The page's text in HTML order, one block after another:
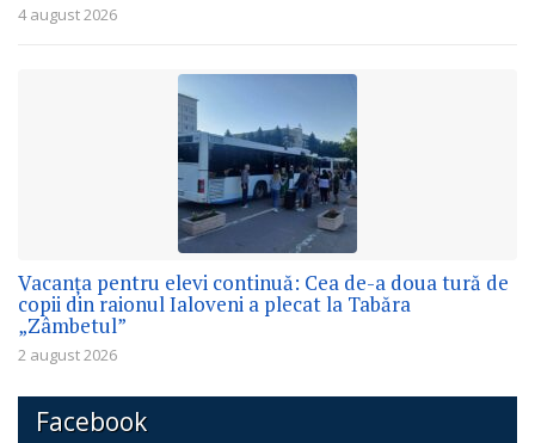
4 august 2026
Vacanța pentru elevi continuă: Cea de-a doua tură de
copii din raionul Ialoveni a plecat la Tabăra
„Zâmbetul”
2 august 2026
Facebook